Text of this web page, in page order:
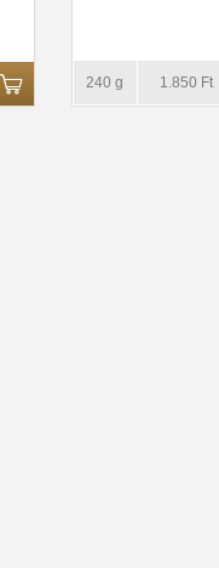
240 g 1.850 Ft